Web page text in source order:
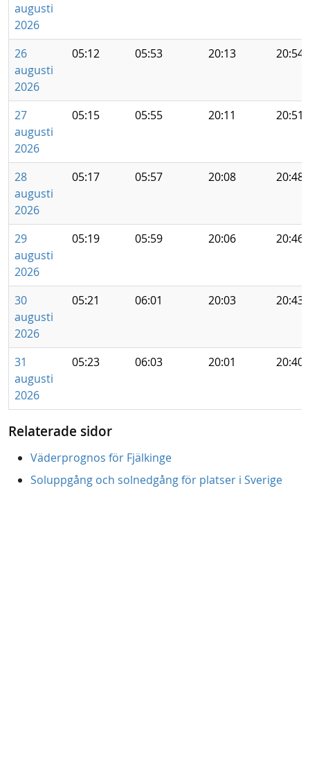
augusti
2026
26
augusti
2026
05:12 05:53 20:13 20:54
27
augusti
2026
05:15 05:55 20:11 20:51
28
augusti
2026
05:17 05:57 20:08 20:48
29
augusti
2026
05:19 05:59 20:06 20:46
30
augusti
2026
05:21 06:01 20:03 20:43
31
augusti
2026
05:23 06:03 20:01 20:40
Relaterade sidor
Väderprognos för Fjälkinge
Soluppgång och solnedgång för platser i Sverige